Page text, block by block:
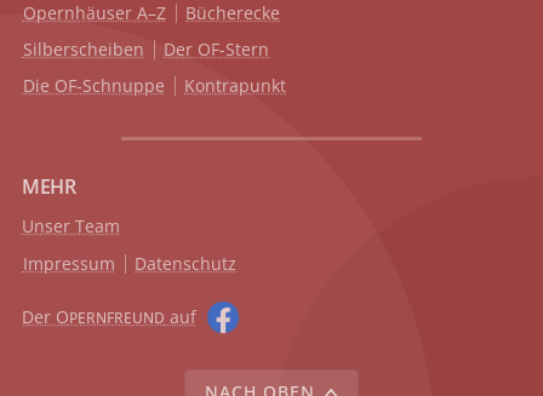
Opernhäuser A–Z
Bücherecke
Silberscheiben
Der OF-Stern
Die OF-Schnuppe
Kontrapunkt
MEHR
Unser Team
Impressum
Datenschutz
Der OPERNFREUND auf